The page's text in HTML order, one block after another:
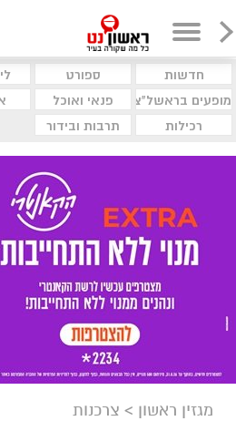
חדשות ספורט
מופעים בראשל"צ
פנאי ואוכל
רכילות
תרבות ובידור
מגזין ראשון > צרכנות